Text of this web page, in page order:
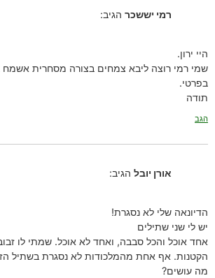
רמי יששכר הגיב:
היי ירון.
שמי רמי רוצה ליבא צמחים בצורה מסחרית אשמח
בפרטי.
תודה
הגב
אורן יובל הגיב:
הדיונאה שלי לא נסגרת!
יש לי שני שתילים
אחד אוכל והכל סבבה, ואחד לא אוכל. שמתי לו
הקטנות. אף אחת מהמלכודות לא נסגרת בשתיל
מה עושים?